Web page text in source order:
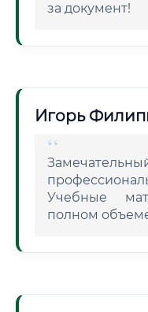
за документ!
Игорь
Учебные
полном